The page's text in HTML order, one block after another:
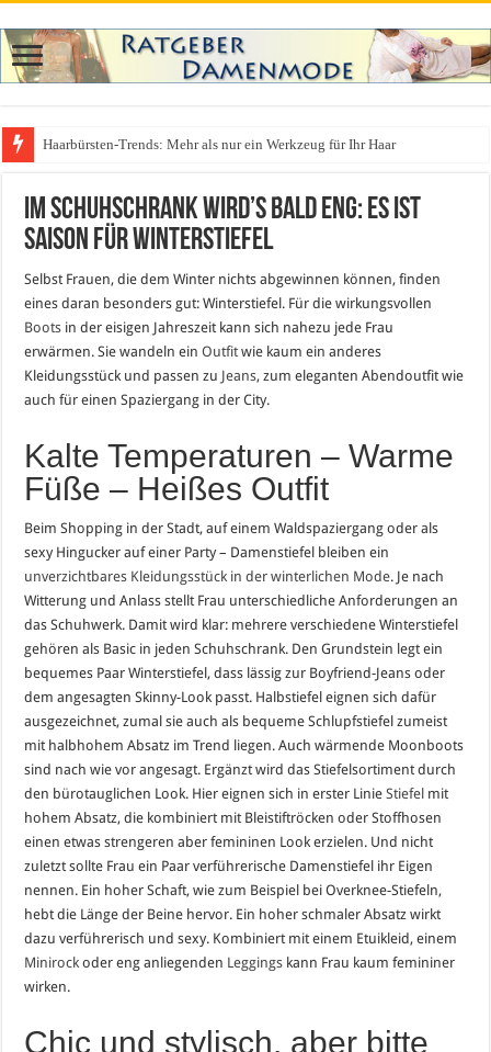
Haarbürsten-Trends: Mehr als nur ein Werkzeug für Ihr Haar
Im Schuhschrank wird’s bald eng: Es ist
Saison für Winterstiefel
Selbst Frauen, die dem Winter nichts abgewinnen können, finden
eines daran besonders gut: Winterstiefel. Für die wirkungsvollen
Boots in der eisigen Jahreszeit kann sich nahezu jede Frau
erwärmen. Sie wandeln einOutfit wie kaum ein anderes
Kleidungsstück und passen zu Jeans, zum eleganten Abendoutfit wie
auch für einen Spaziergang in der City.
Kalte Temperaturen – Warme
Füße – Heißes Outfit
Beim Shopping in der Stadt, auf einem Waldspaziergang oder als
sexy Hingucker auf einer Party – Damenstiefel bleiben ein
unverzichtbares Kleidungsstück in der winterlichen Mode. Je nach
Witterung und Anlass stellt Frau unterschiedliche Anforderungen an
das Schuhwerk. Damit wird klar: mehrere verschiedene Winterstiefel
gehören als Basic in jeden Schuhschrank. Den Grundstein legt ein
bequemes Paar Winterstiefel, dass lässig zur Boyfriend-Jeans oder
dem angesagten Skinny-Look passt. Halbstiefel eignen sich dafür
ausgezeichnet, zumal sie auch als bequeme Schlupfstiefel zumeist
mit halbhohem Absatz im Trend liegen. Auch wärmende Moonboots
sind nach wie vor angesagt. Ergänzt wird das Stiefelsortiment durch
den bürotauglichen Look. Hier eignen sich in erster LinieStiefel mit
hohem Absatz, die kombiniert mit Bleistiftröcken oder Stoffhosen
einen etwas strengeren aber femininen Look erzielen. Und nicht
zuletzt sollte Frau ein Paar verführerische Damenstiefel ihr Eigen
nennen. Ein hoher Schaft, wie zum Beispiel bei Overknee-Stiefeln,
hebt die Länge der Beine hervor. Ein hoher schmaler Absatz wirkt
dazu verführerisch und sexy. Kombiniert mit einem Etuikleid, einem
Minirock oder eng anliegenden Leggings kann Frau kaum femininer
wirken.
Chic und stylisch, aber bitte